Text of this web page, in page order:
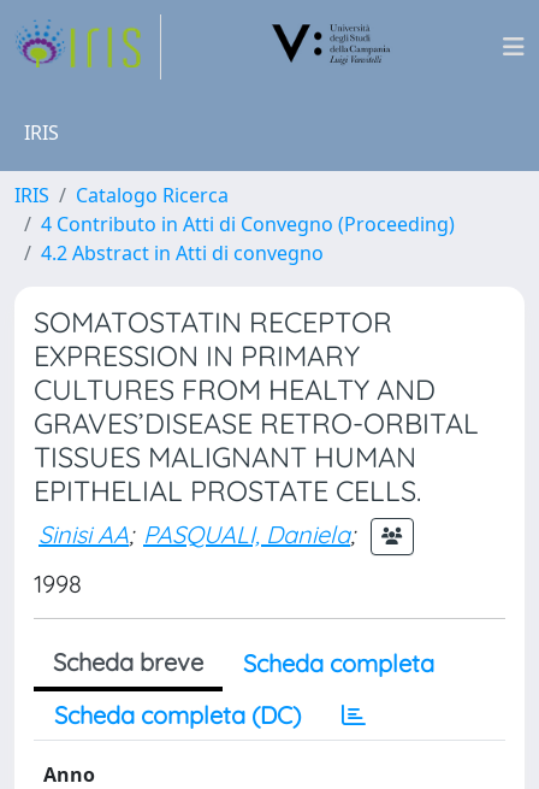
IRIS
IRIS
Catalogo Ricerca
4 Contributo in Atti di Convegno (Proceeding)
4.2 Abstract in Atti di convegno
SOMATOSTATIN RECEPTOR
EXPRESSION IN PRIMARY
CULTURES FROM HEALTY AND
GRAVES’DISEASE RETRO-ORBITAL
TISSUES MALIGNANT HUMAN
EPITHELIAL PROSTATE CELLS.
Sinisi AA; PASQUALI, Daniela;
1998
Scheda breve
Scheda completa
Scheda completa (DC)
Anno